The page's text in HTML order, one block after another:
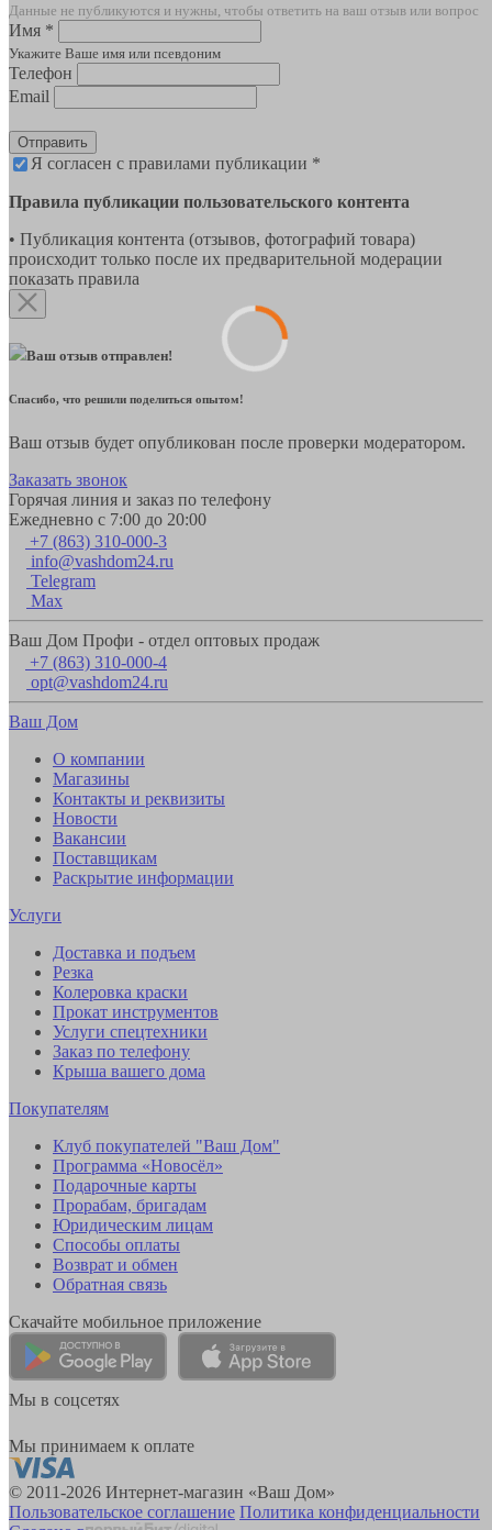
Данные не публикуются и нужны, чтобы ответить на ваш отзыв или вопрос
Имя *
Укажите Ваше имя или псевдоним
Телефон
Email
Отправить
Я согласен с правилами публикации *
Правила публикации пользовательского контента
• Публикация контента (отзывов, фотографий товара)
происходит только после их предварительной модерации
показать правила
Ваш отзыв отправлен!
Спасибо, что решили поделиться опытом!
Ваш отзыв будет опубликован после проверки модератором.
Заказать звонок
Горячая линия и заказ по телефону
Ежедневно с 7:00 до 20:00
+7 (863) 310-000-3
info@vashdom24.ru
Telegram
Max
Ваш Дом Профи - отдел оптовых продаж
+7 (863) 310-000-4
opt@vashdom24.ru
Ваш Дом
О компании
Магазины
Контакты и реквизиты
Новости
Вакансии
Поставщикам
Раскрытие информации
Услуги
Доставка и подъем
Резка
Колеровка краски
Прокат инструментов
Услуги спецтехники
Заказ по телефону
Крыша вашего дома
Покупателям
Клуб покупателей "Ваш Дом"
Программа «Новосёл»
Подарочные карты
Прорабам, бригадам
Юридическим лицам
Способы оплаты
Возврат и обмен
Обратная связь
Скачайте мобильное приложение
Мы в соцсетях
Мы принимаем к оплате
© 2011-2026 Интернет-магазин «Ваш Дом»
Пользовательское соглашение Политика конфиденциальности